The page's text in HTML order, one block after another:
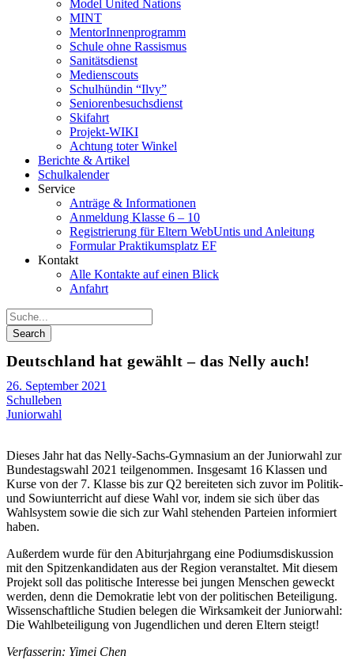
Model United Nations
MINT
MentorInnenprogramm
Schule ohne Rassismus
Sanitätsdienst
Medienscouts
Schulhündin “Ilvy”
Seniorenbesuchsdienst
Skifahrt
Projekt-WIKI
Achtung toter Winkel
Berichte & Artikel
Schulkalender
Service
Anträge & Informationen
Anmeldung Klasse 6 – 10
Registrierung für Eltern WebUntis und Anleitung
Formular Praktikumsplatz EF
Kontakt
Alle Kontakte auf einen Blick
Anfahrt
Deutschland hat gewählt – das Nelly auch!
26. September 2021
Schulleben
Juniorwahl
Dieses Jahr hat das Nelly-Sachs-Gymnasium an der Juniorwahl zur
Bundestagswahl 2021 teilgenommen. Insgesamt 16 Klassen und
Kurse von der 7. Klasse bis zur Q2 bereiteten sich zuvor im Politik-
und Sowiunterricht auf diese Wahl vor, indem sie sich über das
Wahlsystem sowie die sich zur Wahl stehenden Parteien informiert
haben.
Außerdem wurde für den Abiturjahrgang eine Podiumsdiskussion
mit den Spitzenkandidaten aus der Region veranstaltet. Mit diesem
Projekt soll das politische Interesse bei jungen Menschen geweckt
werden, denn die Demokratie lebt von der politischen Beteiligung.
Wissenschaftliche Studien belegen die Wirksamkeit der Juniorwahl:
Die Wahlbeteiligung von Jugendlichen und deren Eltern steigt!
Verfasserin: Yimei Chen